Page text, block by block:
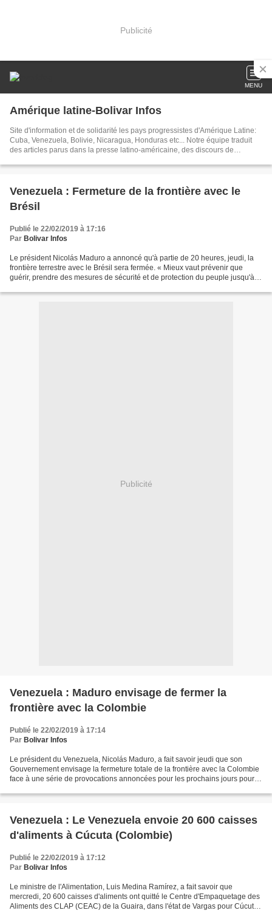
Publicité
MENU
Amérique latine-Bolivar Infos
Site d'information et de solidarité les pays progressistes d'Amérique Latine:
Cuba, Venezuela, Bolivie, Nicaragua, Honduras etc... Notre équipe traduit
des articles parus dans la presse latino-américaine, des discours de
latine. Dans nos articles publiés chaque jour, nous tâchons d'être toujours au
Venezuela : Fermeture de la frontière avec le
Brésil
Publié le 22/02/2019 à 17:16
Par Bolivar Infos
Le président Nicolás Maduro a annoncé qu'à partie de 20 heures, jeudi, la
frontière terrestre avec le Brésil sera fermée. « Mieux vaut prévenir que
guérir, prendre des mesures de sécurité et de protection du peuple jusqu'à
Publicité
Venezuela : Maduro envisage de fermer la
frontière avec la Colombie
Publié le 22/02/2019 à 17:14
Par Bolivar Infos
Le président du Venezuela, Nicolás Maduro, a fait savoir jeudi que son
Gouvernement envisage la fermeture totale de la frontière avec la Colombie
face à une série de provocations annoncées pour les prochains jours pour la
Venezuela : Le Venezuela envoie 20 600 caisses
d'aliments à Cúcuta (Colombie)
Publié le 22/02/2019 à 17:12
Par Bolivar Infos
Le ministre de l'Alimentation, Luis Medina Ramírez, a fait savoir que
mercredi, 20 600 caisses d'aliments ont quitté le Centre d'Empaquetage des
Aliments des CLAP (CEAC) de la Guaira, dans l'état de Vargas pour Cúcuta,